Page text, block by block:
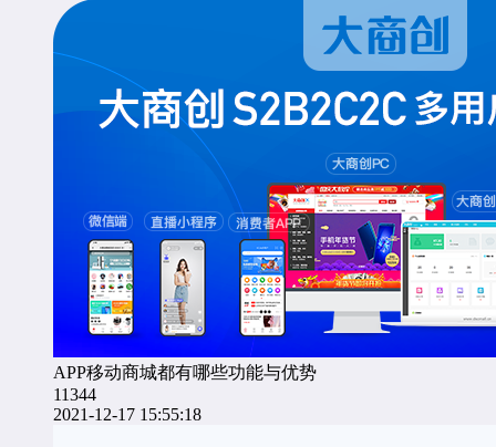
APP移动商城都有哪些功能与优势
11344
2021-12-17 15:55:18